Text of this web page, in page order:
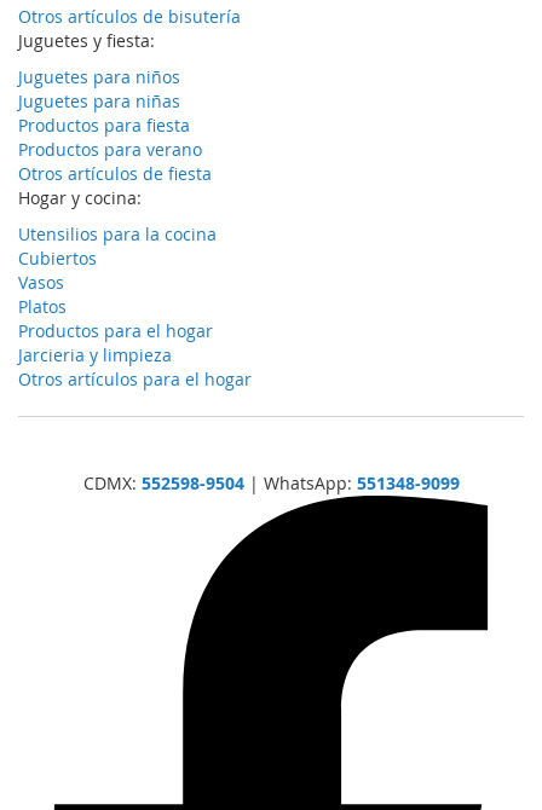
Otros artículos de bisutería
Juguetes y fiesta:
Juguetes para niños
Juguetes para niñas
Productos para fiesta
Productos para verano
Otros artículos de fiesta
Hogar y cocina:
Utensilios para la cocina
Cubiertos
Vasos
Platos
Productos para el hogar
Jarcieria y limpieza
Otros artículos para el hogar
CDMX: 552598-9504| WhatsApp: 551348-9099